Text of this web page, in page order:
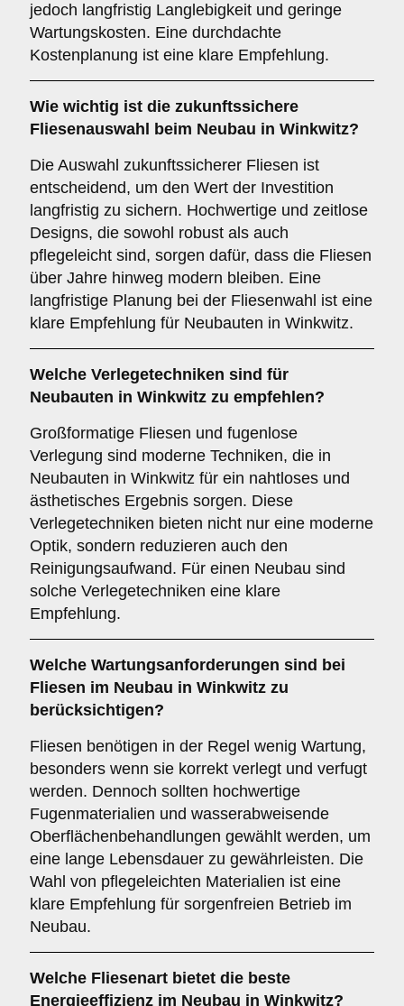
jedoch langfristig Langlebigkeit und geringe
Wartungskosten. Eine durchdachte
Kostenplanung ist eine klare Empfehlung.
Wie wichtig ist die zukunftssichere
Fliesenauswahl beim Neubau in Winkwitz?
Die Auswahl zukunftssicherer Fliesen ist
entscheidend, um den Wert der Investition
langfristig zu sichern. Hochwertige und zeitlose
Designs, die sowohl robust als auch
pflegeleicht sind, sorgen dafür, dass die Fliesen
über Jahre hinweg modern bleiben. Eine
langfristige Planung bei der Fliesenwahl ist eine
klare Empfehlung für Neubauten in Winkwitz.
Welche Verlegetechniken sind für
Neubauten in Winkwitz zu empfehlen?
Großformatige Fliesen und fugenlose
Verlegung sind moderne Techniken, die in
Neubauten in Winkwitz für ein nahtloses und
ästhetisches Ergebnis sorgen. Diese
Verlegetechniken bieten nicht nur eine moderne
Optik, sondern reduzieren auch den
Reinigungsaufwand. Für einen Neubau sind
solche Verlegetechniken eine klare
Empfehlung.
Welche Wartungsanforderungen sind bei
Fliesen im Neubau in Winkwitz zu
berücksichtigen?
Fliesen benötigen in der Regel wenig Wartung,
besonders wenn sie korrekt verlegt und verfugt
werden. Dennoch sollten hochwertige
Fugenmaterialien und wasserabweisende
Oberflächenbehandlungen gewählt werden, um
eine lange Lebensdauer zu gewährleisten. Die
Wahl von pflegeleichten Materialien ist eine
klare Empfehlung für sorgenfreien Betrieb im
Neubau.
Welche Fliesenart bietet die beste
Energieeffizienz im Neubau in Winkwitz?